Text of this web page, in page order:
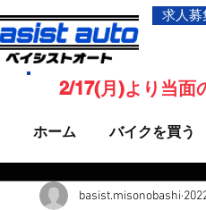
求人募
ホーム バイクを買う
2/17(月)より当面
basist.misonobashi